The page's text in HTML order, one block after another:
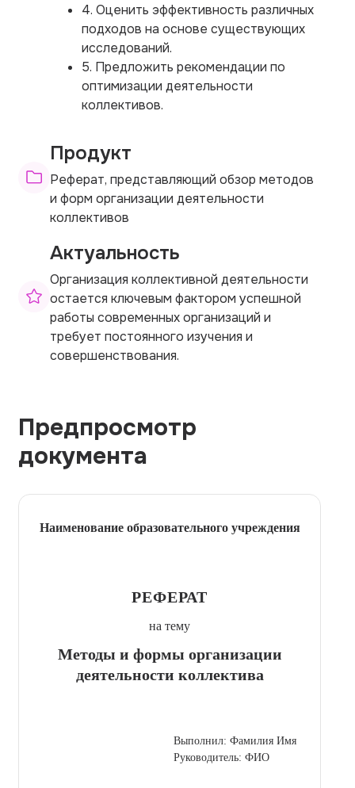
4. Оценить эффективность различных
подходов на основе существующих
исследований.
5. Предложить рекомендации по
оптимизации деятельности
коллективов.
Продукт
Реферат, представляющий обзор методов
и форм организации деятельности
коллективов
Актуальность
Организация коллективной деятельности
остается ключевым фактором успешной
работы современных организаций и
требует постоянного изучения и
совершенствования.
Предпросмотр
документа
Наименование образовательного учреждения
РЕФЕРАТ
на тему
Методы и формы организации
деятельности коллектива
Выполнил: Фамилия Имя
Руководитель: ФИО